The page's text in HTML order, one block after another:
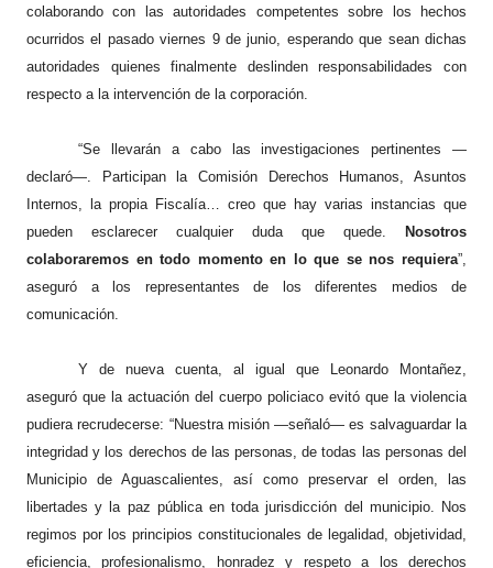
colaborando con las autoridades competentes sobre los hechos
ocurridos el pasado viernes 9 de junio, esperando que sean dichas
autoridades quienes finalmente deslinden responsabilidades con
respecto a la intervención de la corporación.
“Se llevarán a cabo las investigaciones pertinentes —
declaró—. Participan la Comisión Derechos Humanos, Asuntos
Internos, la propia Fiscalía… creo que hay varias instancias que
pueden esclarecer cualquier duda que quede.
Nosotros
colaboraremos en todo momento en lo que se nos requiera”,
aseguró a los representantes de los diferentes medios de
comunicación.
Y de nueva cuenta, al igual que Leonardo Montañez,
aseguró que la actuación del cuerpo policiaco evitó que la violencia
pudiera recrudecerse: “Nuestra misión —señaló— es salvaguardar la
integridad y los derechos de las personas, de todas las personas del
Municipio de Aguascalientes, así como preservar el orden, las
libertades y la paz pública en toda jurisdicción del municipio. Nos
regimos por los principios constitucionales de legalidad, objetividad,
eficiencia, profesionalismo, honradez y respeto a los derechos